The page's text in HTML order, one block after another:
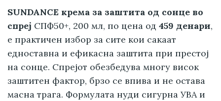
SUNDANCE крема за заштита од сонце во
спреј СПФ50+, 200 мл, по цена од 459 денари,
е практичен избор за сите кои сакаат
едноставна и ефикасна заштита при престој
на сонце. Спрејот обезбедува многу висок
заштитен фактор, брзо се впива и не остава
масна трага. Формулата нуди сигурна УВА и